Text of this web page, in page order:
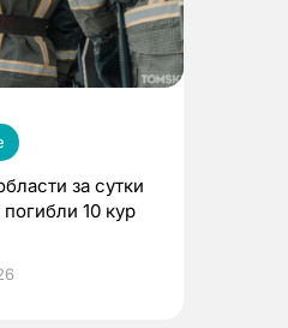
за сутки
10 кур